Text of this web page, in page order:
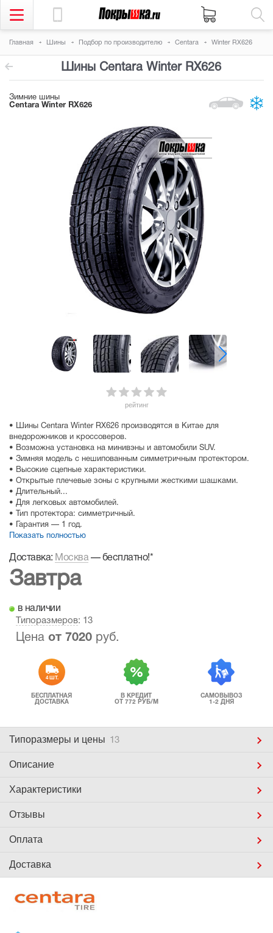
Главная Шины Подбор по производителю Centara Winter RX626
Шины Centara Winter RX626
Зимние шины
Centara Winter RX626
рейтинг
• Шины Centara Winter RX626 производятся в Китае для
внедорожников и кроссоверов.
• Возможна установка на минивэны и автомобили SUV.
• Зимняя модель с нешипованным симметричным протектором.
• Высокие сцепные характеристики.
• Открытые плечевые зоны с крупными жесткими шашками.
• Длительный...
• Для легковых автомобилей.
• Тип протектора: симметричный.
• Гарантия — 1 год.
Показать полностью
Доставка: Москва— бесплатно!*
Завтра
в наличии
Типоразмеров: 13
Цена от 7020 руб.
4 ШТ.
БЕСПЛАТНАЯ
ДОСТАВКА
В КРЕДИТ
ОТ 772 РУБ/М
САМОВЫВОЗ
1-2 ДНЯ
Типоразмеры и цены 13
Описание
Характеристики
Отзывы
Оплата
Доставка